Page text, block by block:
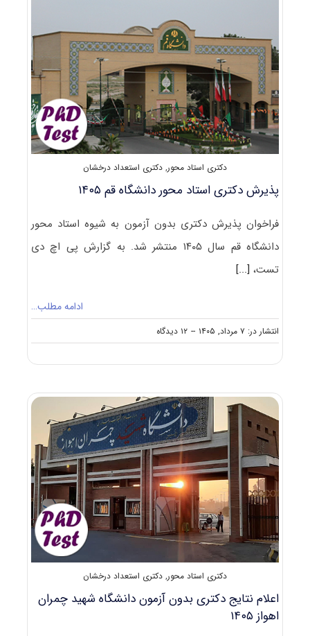
مدرس
۱۴۰۵
دکتری استاد محور, دکتری استعداد درخشان
پذیرش دکتری استاد محور دانشگاه قم ۱۴۰۵
فراخوان پذیرش دکتری بدون آزمون به شیوه استاد محور
دانشگاه قم سال ۱۴۰۵ منتشر شد. به گزارش پی اچ دی
تست،[...]
ادامه مطلب…
انتشار در: ۷ مرداد, ۱۴۰۵ -- ۱۲ دیدگاه
on
پذیرش
دانشگاه
قم
۱۴۰۵
دکتری استاد محور, دکتری استعداد درخشان
اعلام نتایج دکتری بدون آزمون دانشگاه شهید چمران
اهواز ۱۴۰۵